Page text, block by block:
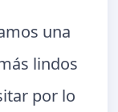
una
lindos
por lo